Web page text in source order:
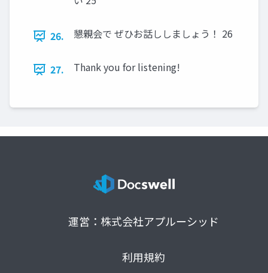
26. 懇親会で ぜひお話ししましょう！ 26
27. Thank you for listening!
運営：株式会社アプルーシッド
利用規約